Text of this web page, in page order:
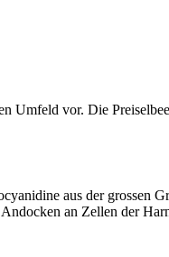
Umfeld vor. Die
aus der grossen
an Zellen der